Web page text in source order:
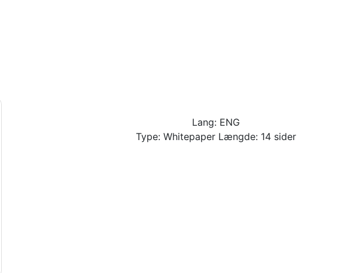
Lang: ENG
Type: Whitepaper Længde: 14 sider